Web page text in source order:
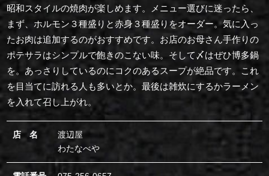
昭和スタイルの焼肉が楽しめます。メニュー選びに迷ったら、
まず、ホルモン３種盛りと赤身３種盛りをオーダー。気に入っ
たお肉は追加するのがおすすめです。お店のお母さん手作りの
ポテサラはシンプルで飽きのこない味。そして〆はぜひ博多鍋
を。あっさりしているのにコクのあるスープが絶品です。これ
を目当てに訪れる人も多いとか。最後は雑炊にするかラーメン
を入れて召し上がれ。
店 名
渡辺屋
わたなべや